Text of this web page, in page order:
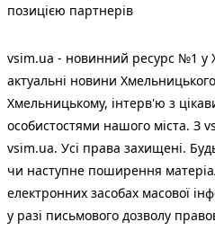
позицією партнерів
vsim.ua - новинний ресурс №1 у
актуальні новини
Хмельницькому, інтерв'ю з
особистостями нашого міста. З
vsim.ua. Усі права захищені.
чи наступне поширення
електронних засобах масової
у разі письмового дозволу